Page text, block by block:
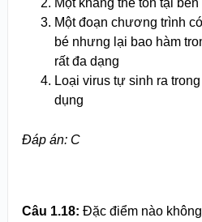
Một đoạn chương trình
bé nhưng lại bao hàm
rất đa dạng
Loại virus tự sinh ra
dụng
Đáp án: C
Câu 1.18: Đặc điểm nào